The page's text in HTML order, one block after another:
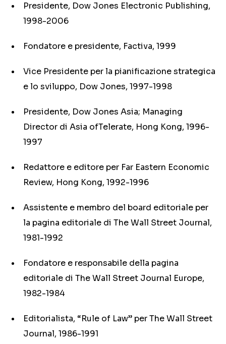
Presidente, Dow Jones Electronic Publishing,
1998-2006
Fondatore e presidente, Factiva, 1999
Vice Presidente per la pianificazione strategica
e lo sviluppo, Dow Jones, 1997-1998
Presidente, Dow Jones Asia; Managing
Director di Asia ofTelerate, Hong Kong, 1996-
1997
Redattore e editore per Far Eastern Economic
Review, Hong Kong, 1992-1996
Assistente e membro del board editoriale per
la pagina editoriale di The Wall Street Journal,
1981-1992
Fondatore e responsabile della pagina
editoriale di The Wall Street Journal Europe,
1982-1984
Editorialista, “Rule of Law” per The Wall Street
Journal, 1986-1991